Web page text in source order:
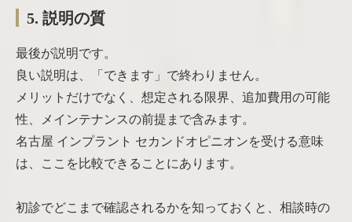
5. 説明の質
最後が説明です。
良い説明は、「できます」で終わりません。
メリットだけでなく、想定される限界、追加費用の可能
性、メインテナンスの前提まで含みます。
名古屋 インプラント セカンドオピニオンを受ける意味
は、ここを比較できることにあります。
初診でどこまで確認されるかを知っておくと、相談時の